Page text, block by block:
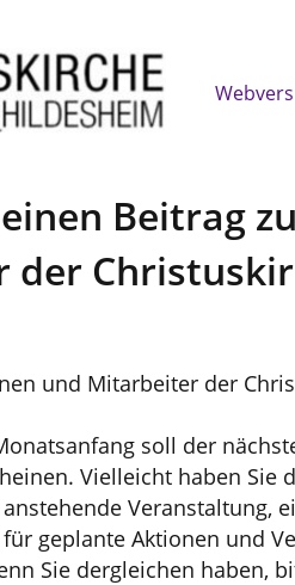
Beitrag
der
und Mitarbeiter der
soll der
Vielleicht haben Sie
Veranstaltung,
geplante Aktionen und
Sie dergleichen haben,